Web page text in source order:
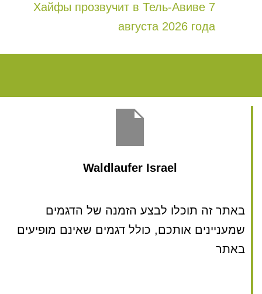
Хайфы прозвучит в Тель-Авиве 7
августа 2026 года
Waldlaufer Israel
באתר זה תוכלו לבצע הזמנה של הדגמים
שמעניינים אותכם, כולל דגמים שאינם מופיעים
באתר